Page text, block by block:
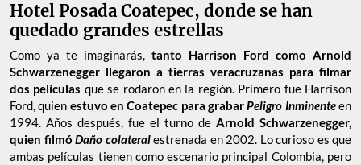
Hotel Posada Coatepec, donde se han
quedado grandes estrellas
Como ya te imaginarás, tanto Harrison Ford como Arnold
Schwarzenegger llegaron a tierras veracruzanas para filmar
dos películas que se rodaron en la región. Primero fue Harrison
Ford, quien estuvo en Coatepec para grabarPeligro Inminenteen
1994. Años después, fue el turno de Arnold Schwarzenegger,
quien filmó Daño colateralestrenada en 2002. Lo curioso es que
ambas películas tienen como escenario principal Colombia, pero